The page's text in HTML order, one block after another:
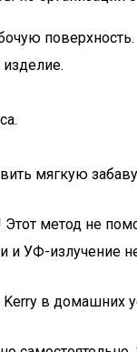
поверхность.
мягкую
метод не
и УФ-излучение
Kerry в домашних